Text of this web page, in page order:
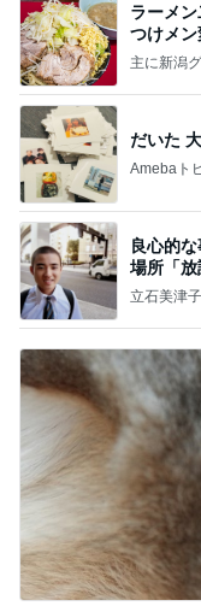
ラーメ
つけメ
主に新潟
だいた
Amebaト
良心的
場所「
実の
立石美津